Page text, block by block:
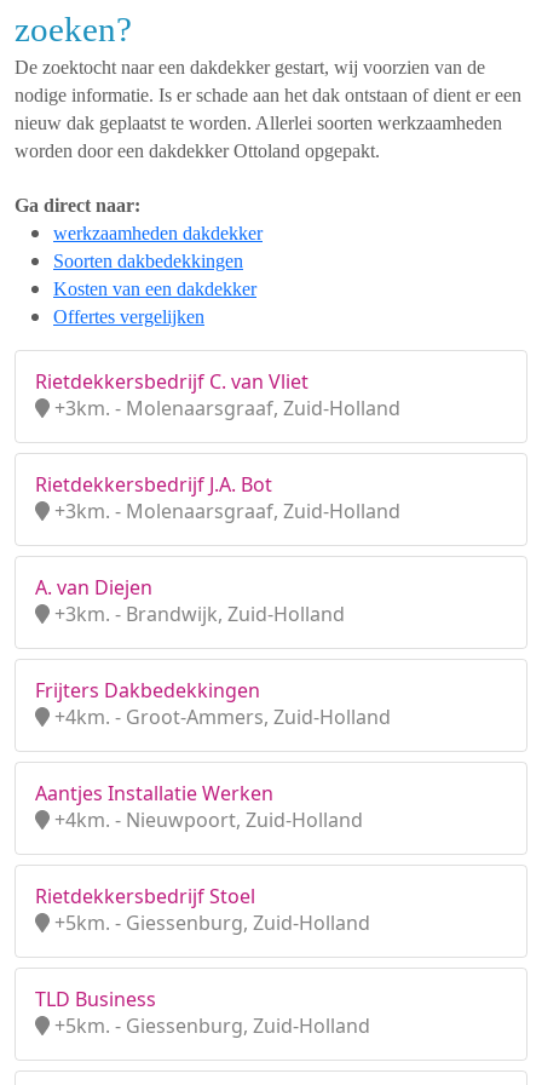
zoeken?
De zoektocht naar een dakdekker gestart, wij voorzien van de
nodige informatie. Is er schade aan het dak ontstaan of dient er een
nieuw dak geplaatst te worden. Allerlei soorten werkzaamheden
worden door een dakdekker Ottoland opgepakt.
Ga direct naar:
werkzaamheden dakdekker
Soorten dakbedekkingen
Kosten van een dakdekker
Offertes vergelijken
Rietdekkersbedrijf C. van Vliet
+3km. - Molenaarsgraaf, Zuid-Holland
Rietdekkersbedrijf J.A. Bot
+3km. - Molenaarsgraaf, Zuid-Holland
A. van Diejen
+3km. - Brandwijk, Zuid-Holland
Frijters Dakbedekkingen
+4km. - Groot-Ammers, Zuid-Holland
Aantjes Installatie Werken
+4km. - Nieuwpoort, Zuid-Holland
Rietdekkersbedrijf Stoel
+5km. - Giessenburg, Zuid-Holland
TLD Business
+5km. - Giessenburg, Zuid-Holland